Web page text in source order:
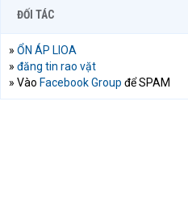
ĐỐI TÁC
» ỔN ÁP LIOA
» đăng tin rao vặt
» Vào Facebook Group để SPAM